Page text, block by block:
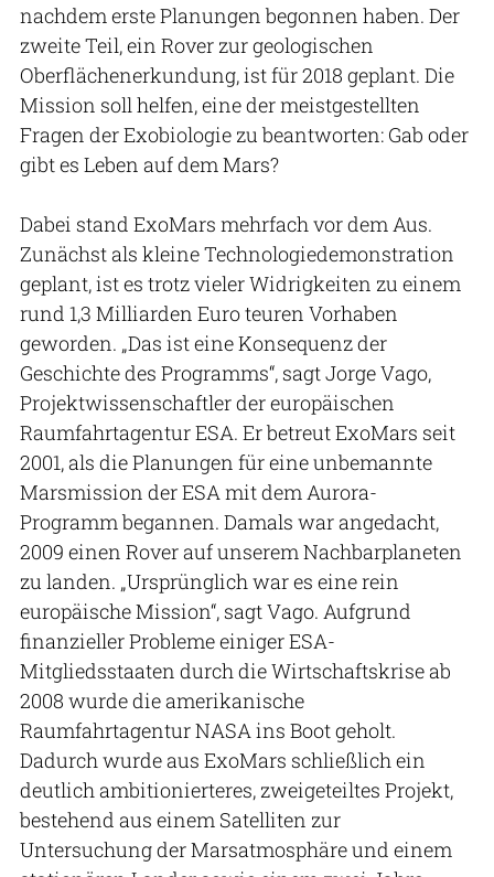
nachdem erste Planungen begonnen haben. Der
zweite Teil, ein Rover zur geologischen
Oberflächenerkundung, ist für 2018 geplant. Die
Mission soll helfen, eine der meistgestellten
Fragen der Exobiologie zu beantworten: Gab oder
gibt es Leben auf dem Mars?
Dabei stand ExoMars mehrfach vor dem Aus.
Zunächst als kleine Technologiedemonstration
geplant, ist es trotz vieler Widrigkeiten zu einem
rund 1,3 Milliarden Euro teuren Vorhaben
geworden. „Das ist eine Konsequenz der
Geschichte des Programms“, sagt Jorge Vago,
Projektwissenschaftler der europäischen
Raumfahrtagentur ESA. Er betreut ExoMars seit
2001, als die Planungen für eine unbemannte
Marsmission der ESA mit dem Aurora-
Programm begannen. Damals war angedacht,
2009 einen Rover auf unserem Nachbarplaneten
zu landen. „Ursprünglich war es eine rein
europäische Mission“, sagt Vago. Aufgrund
finanzieller Probleme einiger ESA-
Mitgliedsstaaten durch die Wirtschaftskrise ab
2008 wurde die amerikanische
Raumfahrtagentur NASA ins Boot geholt.
Dadurch wurde aus ExoMars schließlich ein
deutlich ambitionierteres, zweigeteiltes Projekt,
bestehend aus einem Satelliten zur
Untersuchung der Marsatmosphäre und einem